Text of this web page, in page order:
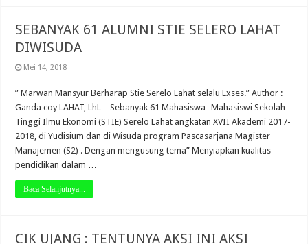
SEBANYAK 61 ALUMNI STIE SELERO LAHAT
DIWISUDA
Mei 14, 2018
” Marwan Mansyur Berharap Stie Serelo Lahat selalu Exses.” Author :
Ganda coy LAHAT, LhL – Sebanyak 61 Mahasiswa- Mahasiswi Sekolah
Tinggi Ilmu Ekonomi (STIE) Serelo Lahat angkatan XVII Akademi 2017-
2018, di Yudisium dan di Wisuda program Pascasarjana Magister
Manajemen (S2) . Dengan mengusung tema” Menyiapkan kualitas
pendidikan dalam …
Baca Selanjutnya...
CIK UJANG : TENTUNYA AKSI INI AKSI